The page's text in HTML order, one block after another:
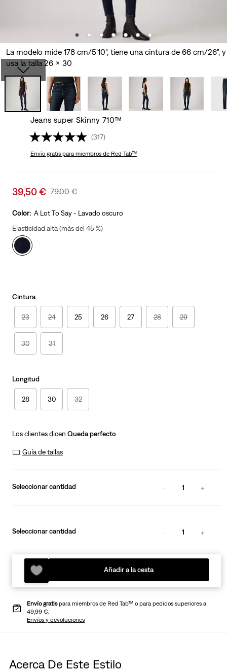
La modelo mide 178 cm/5'10", tiene una cintura de 66 cm/26", y
usa la talla 26 x 30
Jeans super Skinny 710™
(317)
Envío gratispara miembros de Red Tab™
Sale
is
39,50 € Original
Was
79,00 €
Color: A Lot To Say - Lavado oscuro
Elasticidad alta (más del 45 %)
Cintura
23 24 25 26 27 28 29
30 31
Longitud
28 30 32
Los clientes dicen Queda perfecto
Guía de tallas
Seleccionar cantidad 1
Seleccionar cantidad 1
Añadir a la cesta
Envío gratispara miembros de Red Tab™ o para pedidos superiores a
49,99 €.
Envíos y devoluciones
Acerca De Este Estilo